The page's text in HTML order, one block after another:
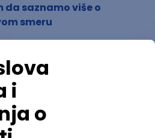
da saznamo više o
smeru
(0ocena)
Ostavi ocenu